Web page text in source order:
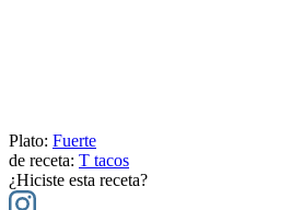
Plato: Fuerte
de receta: T tacos
¿Hiciste esta receta?